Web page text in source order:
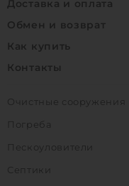
Доставка и оплата
Обмен и возврат
Как купить
Контакты
Очистные сооружения
Погреба
Пескоуловители
Септики